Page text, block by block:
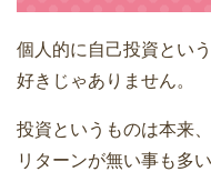
個人的に自己投資とい
好きじゃありません。
投資というものは本来、
リターンが無い事も多